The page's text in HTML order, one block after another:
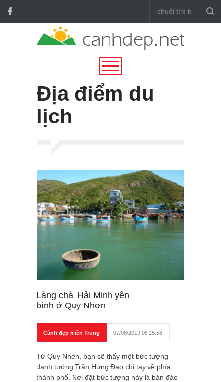
Địa điểm du
lịch
Làng chài Hải Minh yên
bình ở Quy Nhơn
Cảnh đẹp miền Trung 07/08/2019 05:25:58
Từ Quy Nhơn, bạn sẽ thấy một bức tượng
danh tướng Trần Hưng Đạo chỉ tay về phía
thành phố. Nơi đặt bức tượng này là bán đảo